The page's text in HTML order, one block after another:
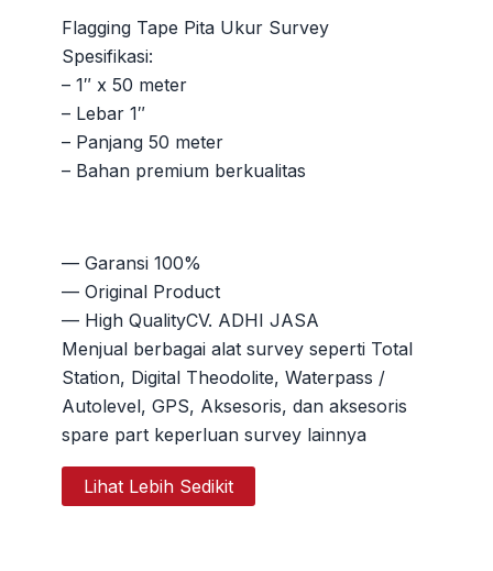
Flagging Tape Pita Ukur Survey
Spesifikasi:
– 1″ x 50 meter
– Lebar 1″
– Panjang 50 meter
– Bahan premium berkualitas
— Garansi 100%
— Original Product
— High QualityCV. ADHI JASA
Menjual berbagai alat survey seperti Total
Station, Digital Theodolite, Waterpass /
Autolevel, GPS, Aksesoris, dan aksesoris
spare part keperluan survey lainnya
Lihat Lebih Sedikit